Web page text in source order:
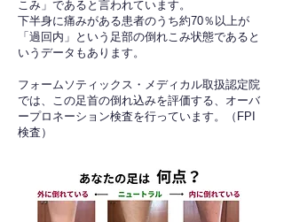
こみ」であると言われています。
下半身に痛みがある患者のうち約70％以上が
「過回内」という足部の倒れこみ状態であると
いうデータもあります。
フォームソティックス・メディカル取扱認定院
では、この足首の倒れ込みを評価する、オーバ
ープロネーション検査を行っています。（FPI
検査）​